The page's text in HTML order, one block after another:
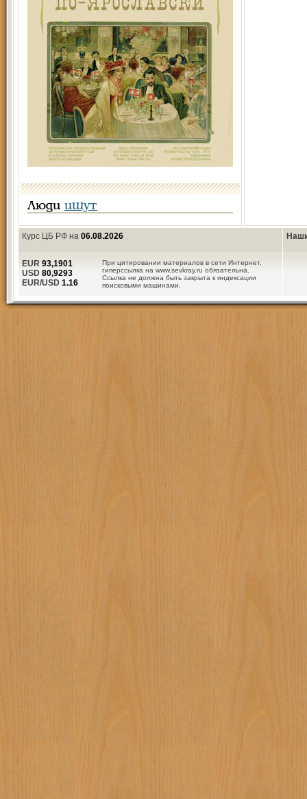
Люди ищут
Курс ЦБ РФ на 06.08.2026
При цитировании материалов в сети Интернет,
гиперссылка на www.sevkray.ru обязательна.
Ссылка не должна быть закрыта к индексации
поисковыми машинами.
EUR 93,1901
USD 80,9293
EUR/USD 1.16